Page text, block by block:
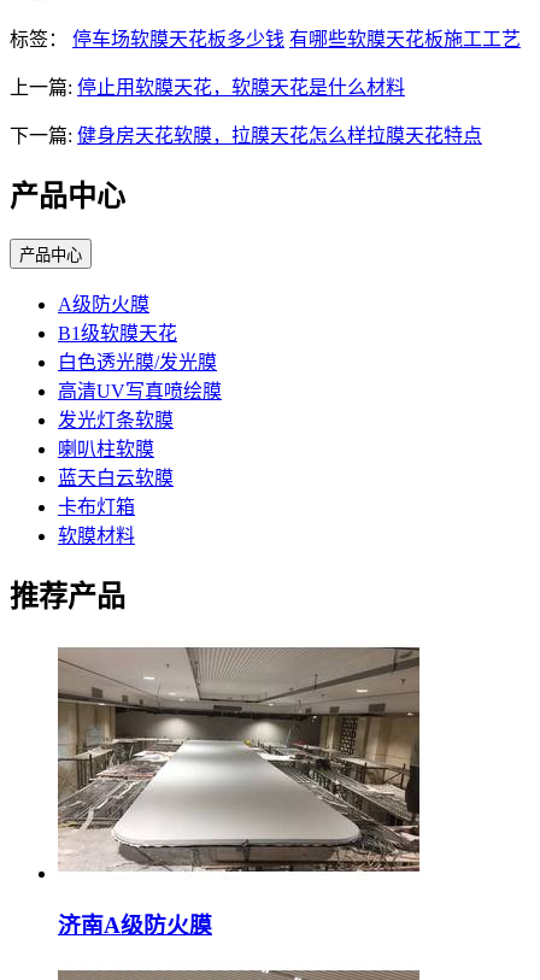
标签： 停车场软膜天花板多少钱 有哪些软膜天花板施工工艺
上一篇: 停止用软膜天花，软膜天花是什么材料
下一篇: 健身房天花软膜，拉膜天花怎么样拉膜天花特点
产品中心
产品中心
A级防火膜
B1级软膜天花
白色透光膜/发光膜
高清UV写真喷绘膜
发光灯条软膜
喇叭柱软膜
蓝天白云软膜
卡布灯箱
软膜材料
推荐产品
济南A级防火膜